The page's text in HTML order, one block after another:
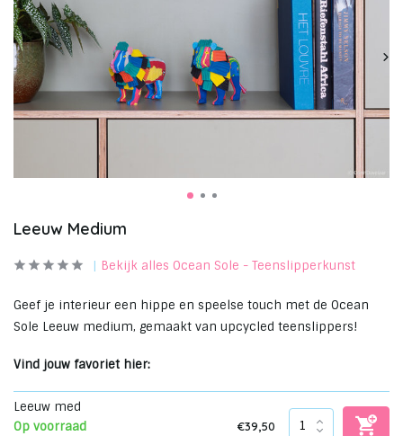
Leeuw Medium
Bekijk alles Ocean Sole - Teenslipperkunst
Geef je interieur een hippe en speelse touch met de Ocean
Sole Leeuw medium, gemaakt van upcycled teenslippers!
Vind jouw favoriet hier:
Leeuw med
Op voorraad
€39,50